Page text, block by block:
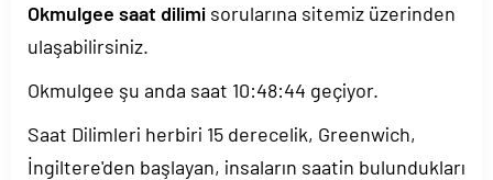
Okmulgee saat dilimi sorularına sitemiz üzerinden
ulaşabilirsiniz.
Okmulgee şu anda saat 10:48:44 geçiyor.
Saat Dilimleri herbiri 15 derecelik, Greenwich,
İngiltere'den başlayan, insaların saatin bulundukları